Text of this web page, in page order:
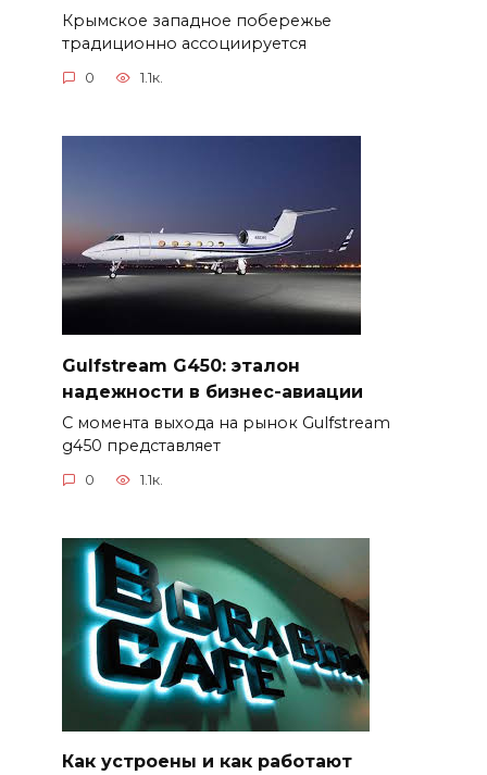
Крымское западное побережье
традиционно ассоциируется
0 1.1к.
Gulfstream G450: эталон
надежности в бизнес-авиации
С момента выхода на рынок Gulfstream
g450 представляет
0 1.1к.
Как устроены и как работают